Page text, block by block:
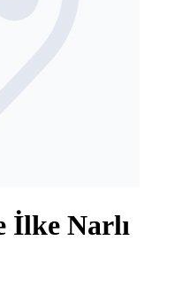
İlke Narlı